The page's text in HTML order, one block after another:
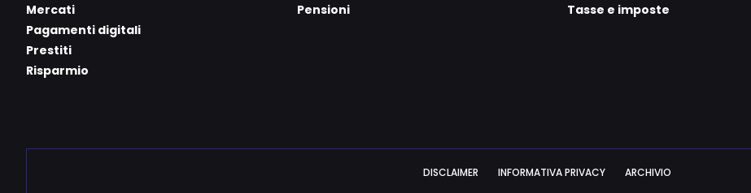
Mercati
Pagamenti digitali
Prestiti
Risparmio
Pensioni
Tasse e imposte
DISCLAIMER INFORMATIVA PRIVACY ARCHIVIO